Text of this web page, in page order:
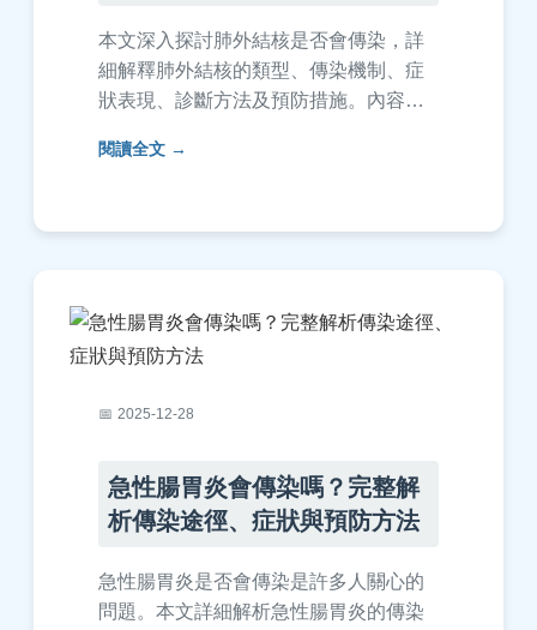
本文深入探討肺外結核是否會傳染，詳
細解釋肺外結核的類型、傳染機制、症
狀表現、診斷方法及預防措施。內容基
解肺外結核的傳染風險，並解答常見疑
閱讀全文
2025-12-28
急性腸胃炎會傳染嗎？完整解
析傳染途徑、症狀與預防方法
急性腸胃炎是否會傳染是許多人關心的
問題。本文詳細解析急性腸胃炎的傳染